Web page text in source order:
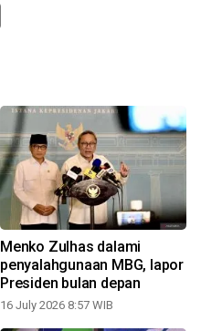
Menko Zulhas dalami
penyalahgunaan MBG, lapor
Presiden bulan depan
16 July 2026 8:57 WIB